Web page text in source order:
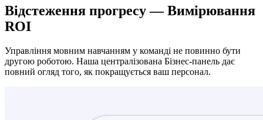
Відстеження прогресу — Вимірювання
ROI
Управління мовним навчанням у команді не повинно бути
другою роботою. Наша централізована Бізнес-панель дає
повний огляд того, як покращується ваш персонал.